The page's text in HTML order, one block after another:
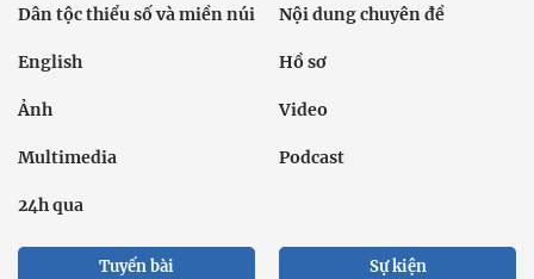
Dân tộc thiểu số và miền núi Nội dung chuyên đề
English Hồ sơ
Ảnh Video
Multimedia Podcast
24h qua
Tuyến bài Sự kiện